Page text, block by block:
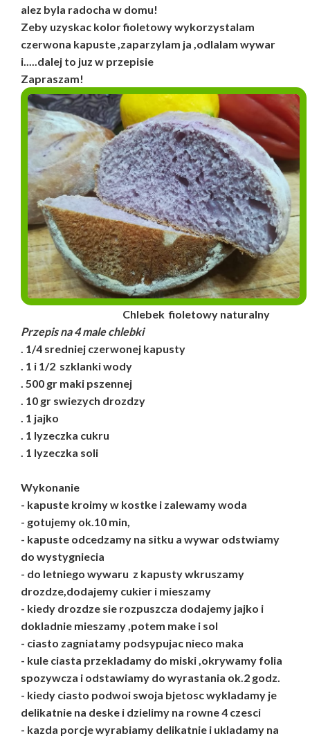
alez byla radocha w domu!
Zeby uzyskac kolor fioletowy wykorzystalam
czerwona kapuste ,zaparzylam ja ,odlalam wywar
i.....dalej to juz w przepisie
Zapraszam!
Chlebek fioletowy naturalny
Przepis na 4 male chlebki
. 1/4 sredniej czerwonej kapusty
. 1 i 1/2 szklanki wody
. 500 gr maki pszennej
. 10 gr swiezych drozdzy
. 1 jajko
. 1 lyzeczka cukru
. 1 lyzeczka soli
Wykonanie
- kapuste kroimy w kostke i zalewamy woda
- gotujemy ok.10 min,
- kapuste odcedzamy na sitku a wywar odstwiamy
do wystygniecia
- do letniego wywaru z kapusty wkruszamy
drozdze,dodajemy cukier i mieszamy
- kiedy drozdze sie rozpuszcza dodajemy jajko i
dokladnie mieszamy ,potem make i sol
- ciasto zagniatamy podsypujac nieco maka
- kule ciasta przekladamy do miski ,okrywamy folia
spozywcza i odstawiamy do wyrastania ok.2 godz.
- kiedy ciasto podwoi swoja bjetosc wykladamy je
delikatnie na deske i dzielimy na rowne 4 czesci
- kazda porcje wyrabiamy delikatnie i ukladamy na